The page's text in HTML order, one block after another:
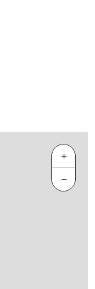
+
−